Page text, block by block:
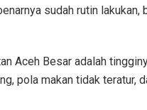
sudah rutin
Aceh Besar adalah
pola makan tidak teratur,